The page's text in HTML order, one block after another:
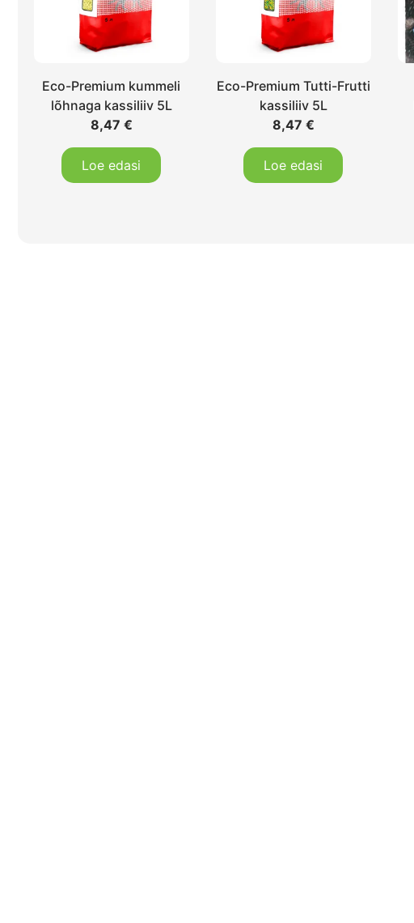
Eco-Premium kummeli
lõhnaga kassiliiv 5L
8,47 €
Loe edasi
Eco-Premium Tutti-Frutti
kassiliiv 5L
8,47 €
Loe edasi